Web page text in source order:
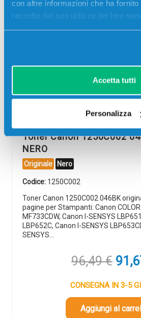
con altre informazioni che ha
raccolto dal suo utilizzo dei loro
Accetta tutti
Personalizza
Toner Canon 1250C002
NERO
Originale Nero
Codice: 1250C002
Toner Canon 1250C002 046BK
pagine per Stampanti: Canon COLOR
MF733CDW, Canon I-SENSYS
LBP652C, Canon I-SENSYS
SENSYS…
96,49€ Il
era:
CONSEGNA IN 3-5
Aggiungi al